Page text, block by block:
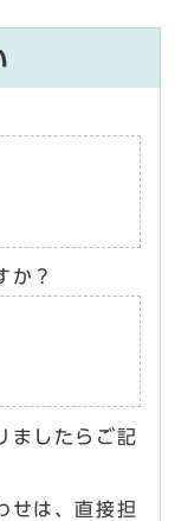
か？
ましたらご記
せは、直接担